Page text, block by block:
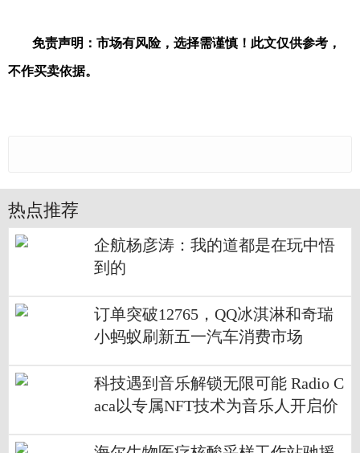
免责声明：市场有风险，选择需谨慎！此文仅供参考，
不作买卖依据。
热点推荐
企航杨彦涛：我的道都是在玩中悟
到的
订单突破12765，QQ冰淇淋和奇瑞
小蚂蚁刷新五一汽车消费市场
科技遇到音乐解锁无限可能 Radio C
aca以专属NFT技术为音乐人开启价